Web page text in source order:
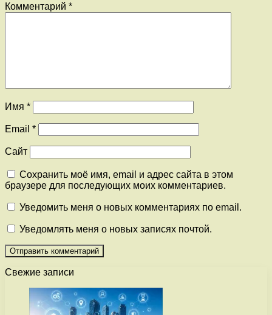
Комментарий *
Имя *
Email *
Сайт
Сохранить моё имя, email и адрес сайта в этом
браузере для последующих моих комментариев.
Уведомить меня о новых комментариях по email.
Уведомлять меня о новых записях почтой.
Свежие записи